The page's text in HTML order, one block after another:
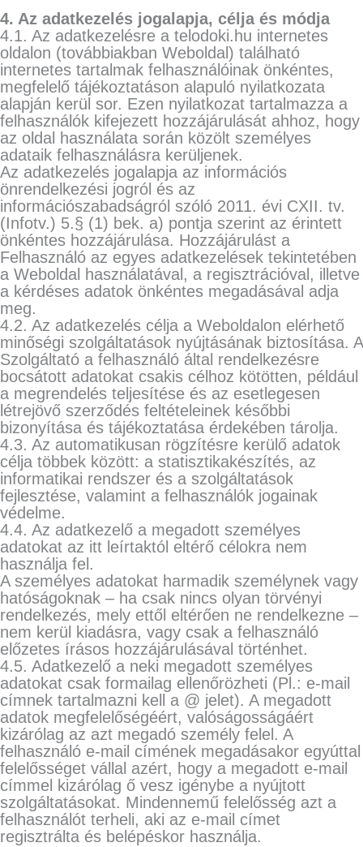
4. Az adatkezelés jogalapja, célja és módja
4.1. Az adatkezelésre a telodoki.hu internetes
oldalon (továbbiakban Weboldal) található
internetes tartalmak felhasználóinak önkéntes,
megfelelő tájékoztatáson alapuló nyilatkozata
alapján kerül sor. Ezen nyilatkozat tartalmazza a
felhasználók kifejezett hozzájárulását ahhoz, hogy
az oldal használata során közölt személyes
adataik felhasználásra kerüljenek.
Az adatkezelés jogalapja az információs
önrendelkezési jogról és az
információszabadságról szóló 2011. évi CXII. tv.
(Infotv.) 5.§ (1) bek. a) pontja szerint az érintett
önkéntes hozzájárulása. Hozzájárulást a
Felhasználó az egyes adatkezelések tekintetében
a Weboldal használatával, a regisztrációval, illetve
a kérdéses adatok önkéntes megadásával adja
meg.
4.2. Az adatkezelés célja a Weboldalon elérhető
minőségi szolgáltatások nyújtásának biztosítása. A
Szolgáltató a felhasználó által rendelkezésre
bocsátott adatokat csakis célhoz kötötten, például
a megrendelés teljesítése és az esetlegesen
létrejövő szerződés feltételeinek későbbi
bizonyítása és tájékoztatása érdekében tárolja.
4.3. Az automatikusan rögzítésre kerülő adatok
célja többek között: a statisztikakészítés, az
informatikai rendszer és a szolgáltatások
fejlesztése, valamint a felhasználók jogainak
védelme.
4.4. Az adatkezelő a megadott személyes
adatokat az itt leírtaktól eltérő célokra nem
használja fel.
A személyes adatokat harmadik személynek vagy
hatóságoknak – ha csak nincs olyan törvényi
rendelkezés, mely ettől eltérően ne rendelkezne –
nem kerül kiadásra, vagy csak a felhasználó
előzetes írásos hozzájárulásával történhet.
4.5. Adatkezelő a neki megadott személyes
adatokat csak formailag ellenőrözheti (Pl.: e-mail
címnek tartalmazni kell a @ jelet). A megadott
adatok megfelelőségéért, valóságosságáért
kizárólag az azt megadó személy felel. A
felhasználó e-mail címének megadásakor egyúttal
felelősséget vállal azért, hogy a megadott e-mail
címmel kizárólag ő vesz igénybe a nyújtott
szolgáltatásokat. Mindennemű felelősség azt a
felhasználót terheli, aki az e-mail címet
regisztrálta és belépéskor használja.